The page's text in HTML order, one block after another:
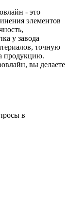
- это
элементов
у завода
точную
продукцию.
вы делаете
в